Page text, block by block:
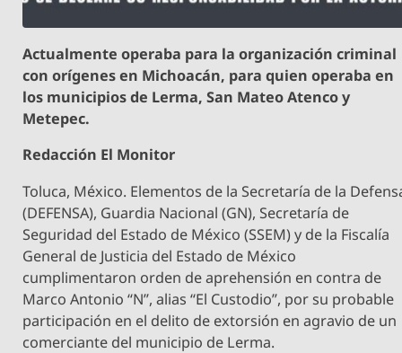
Actualmente operaba para la organización criminal
con orígenes en Michoacán, para quien operaba en
los municipios de Lerma, San Mateo Atenco y
Metepec.
Redacción El Monitor
Toluca, México. Elementos de la Secretaría de la
(DEFENSA), Guardia Nacional (GN), Secretaría de
Seguridad del Estado de México (SSEM) y de la Fiscalía
General de Justicia del Estado de México
cumplimentaron orden de aprehensión en contra de
Marco Antonio “N”, alias “El Custodio”, por su probable
participación en el delito de extorsión en agravio de un
comerciante del municipio de Lerma.